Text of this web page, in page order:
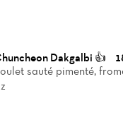
Dakgalbi 👍
sauté pimenté,